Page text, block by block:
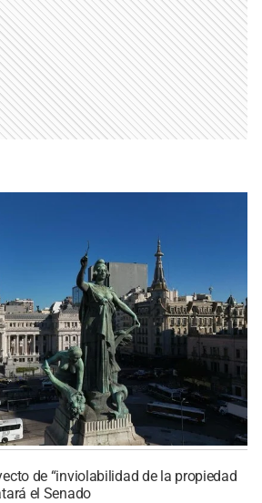
de “inviolabilidad de la propiedad
el Senado